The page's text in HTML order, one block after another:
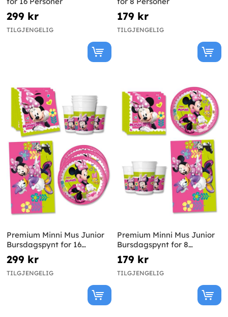
299 kr
TILGJENGELIG
179 kr
TILGJENGELIG
Premium Minni Mus Junior
Bursdagspynt for 16
Personer
299 kr
TILGJENGELIG
Premium Minni Mus Junior
Bursdagspynt for 8
Personer
179 kr
TILGJENGELIG